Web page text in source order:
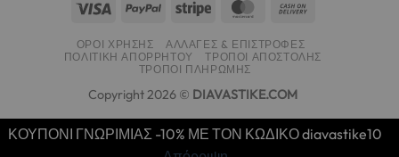
ΌΡΟΙ ΧΡΉΣΗΣ
ΑΛΛΑΓΈΣ & ΕΠΙΣΤΡΟΦΈΣ
ΠΟΛΙΤΙΚΉ ΑΠΟΡΡΉΤΟΥ
ΤΡΌΠΟΙ ΑΠΟΣΤΟΛΉΣ
ΤΡΌΠΟΙ ΠΛΗΡΩΜΉΣ
Copyright 2026 © DIAVASTIKE.COM
ΚΟΥΠΟΝΙ ΓΝΩΡΙΜΙΑΣ -10% ΜΕ ΤΟΝ ΚΩΔΙΚΟ diavastike10